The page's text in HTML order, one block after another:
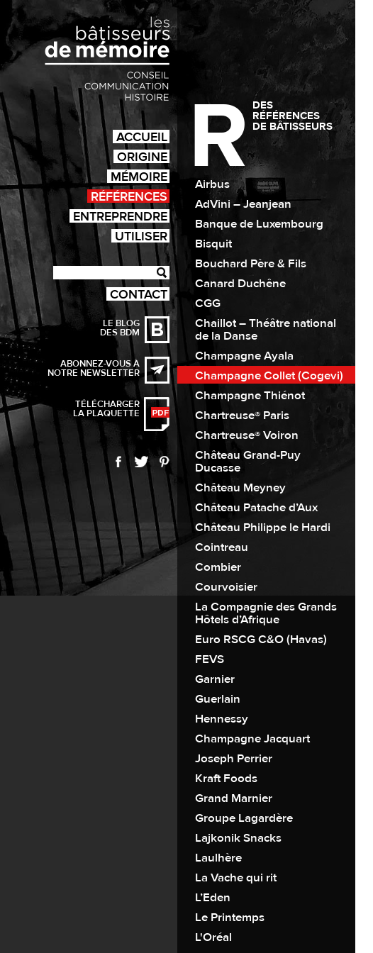
ACCUEIL
ORIGINE
MÉMOIRE
RÉFÉRENCES
ENTREPRENDRE
UTILISER
CONTACT
LE BLOG
DES BDM
ABONNEZ-VOUS À
NOTRE NEWSLETTER
TÉLÉCHARGER
LA PLAQUETTE
R DES
RÉFÉRENCES
DE BÂTISSEURS
Airbus
AdVini – Jeanjean
Banque de Luxembourg
Bisquit
Bouchard Père & Fils
Canard Duchêne
CGG
Chaillot – Théâtre national
de la Danse
Champagne Ayala
Champagne Collet (Cogevi)
Champagne Thiénot
Chartreuse® Paris
Chartreuse® Voiron
Château Grand-Puy
Ducasse
Château Meyney
Château Patache d’Aux
Château Philippe le Hardi
Cointreau
Combier
Courvoisier
La Compagnie des Grands
Hôtels d’Afrique
Euro RSCG C&O (Havas)
FEVS
Garnier
Guerlain
Hennessy
Champagne Jacquart
Joseph Perrier
Kraft Foods
Grand Marnier
Groupe Lagardère
Lajkonik Snacks
Laulhère
La Vache qui rit
L’Eden
Le Printemps
L'Oréal